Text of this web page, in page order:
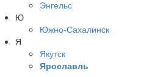
Энгельс
Ю
Южно-Сахалинск
Я
Якутск
Ярославль